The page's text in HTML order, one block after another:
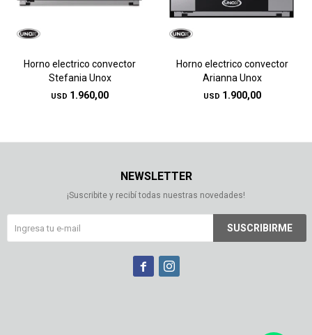
Horno electrico convector
Stefania Unox
USD 1.960,00
Horno electrico convector
Arianna Unox
USD 1.900,00
NEWSLETTER
¡Suscribite y recibí todas nuestras novedades!
SUSCRIBIRME
 